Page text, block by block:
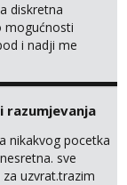
diskretna
mogućnosti
i nadji me
razumjevanja
nikakvog pocetka
sve
uzvrat.trazim